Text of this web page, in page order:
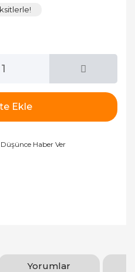
Ekle
Düşünce Haber Ver
Yorumlar